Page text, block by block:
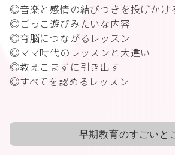
◎音楽と感情の結びつきを投げかけ
◎ごっこ遊びみたいな内容
◎育脳につながるレッスン
◎ママ時代のレッスンと大違い
◎教えこまずに引き出す
◎すべてを認めるレッスン
早期教育のすごいと